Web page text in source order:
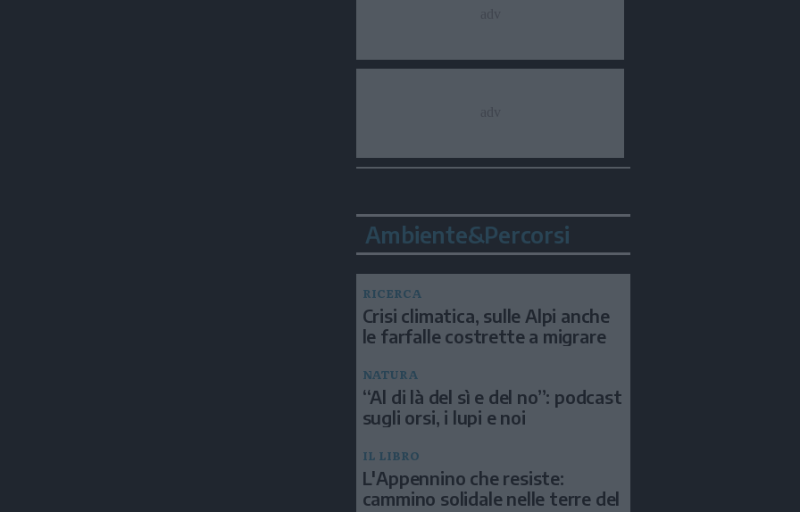
Ambiente&Percorsi
RICERCA
Crisi climatica, sulle Alpi anche
le farfalle costrette a migrare
NATURA
“Al di là del sì e del no”: podcast
sugli orsi, i lupi e noi
IL LIBRO
L'Appennino che resiste:
cammino solidale nelle terre del